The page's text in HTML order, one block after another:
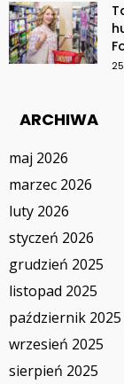
ARCHIWA
maj 2026
marzec 2026
luty 2026
styczeń 2026
grudzień 2025
listopad 2025
październik 2025
wrzesień 2025
sierpień 2025